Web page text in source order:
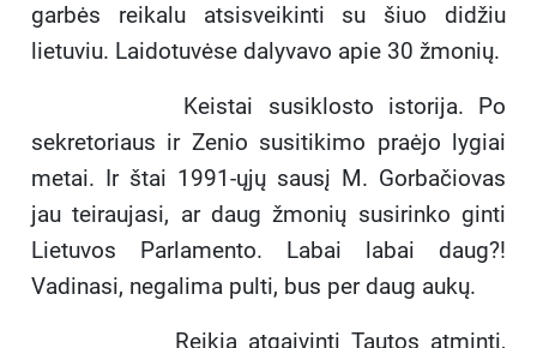
garbės reikalu atsisveikinti su šiuo didžiu
lietuviu. Laidotuvėse dalyvavo apie 30 žmonių.
Keistai susiklosto istorija. Po
sekretoriaus ir Zenio susitikimo praėjo lygiai
metai. Ir štai 1991-ųjų sausį M. Gorbačiovas
jau teiraujasi, ar daug žmonių susirinko ginti
Lietuvos Parlamento. Labai labai daug?!
Vadinasi, negalima pulti, bus per daug aukų.
Reikia atgaivinti Tautos atmintį,